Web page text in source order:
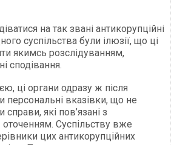
на так звані антикорупційні
суспільства були ілюзії, що ці
якимсь розслідуванням,
сподівання.
ці органи одразу ж після
персональні вказівки, що не
які пов’язані з
Суспільству вже
цих антикорупційних